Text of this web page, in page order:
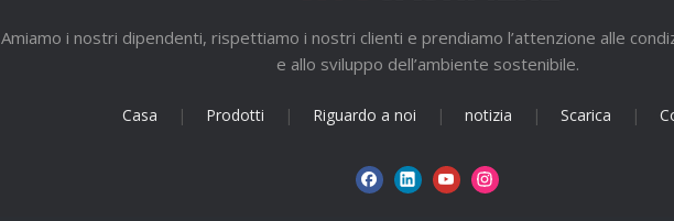
Amiamo i nostri dipendenti, rispettiamo i nostri clienti e prendiamo l’attenzione alle
e allo sviluppo dell’ambiente sostenibile.
Casa | Prodotti | Riguardo a noi | notizia | Scarica |